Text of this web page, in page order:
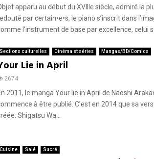
apparu au début du XVIIIe siècle, admiré la
par certain•e•s, le piano s’inscrit dans
l’instrument de base par excellence, celui
Sections culturelles Cinéma et séries Mangas/BD/Comics
Lie in April
2674
2011, le manga Your lie in April de Naoshi
à être publié. C’est en 2014 que sa
Shigatsu Wa...
Cuisine Salé Sucré